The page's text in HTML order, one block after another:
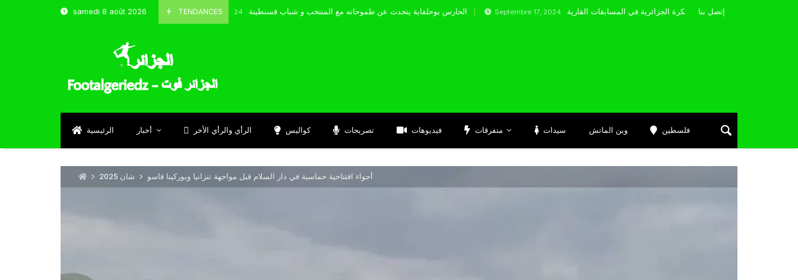
samedi 8 août 2026 TENDANCES
Octobre 8, 2024 الحارس بوحلفاية يتحدث عن طموحاته مع المنتخب و شباب قسنطينة Septembre 17, 2024 إتصل بنا
الرئيسية أخبار الرأي والرأي الأخر كواليس تصريحات فيديوهات متفرقات سيدات وين الماتش فلسطين
شان 2025 أجواء افتتاحية حماسية في دار السلام قبل مواجهة تنزانيا وبوركينا فاسو